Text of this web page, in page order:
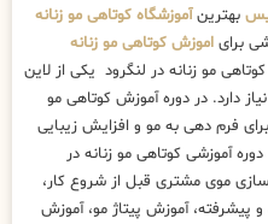
بهترینآموزشگاه کوتاهی مو زنانه
برای اموزش کوتاهی مو زنانه
مو زنانه در لنگرود یکی از لاین
دارد. در دوره آموزش کوتاهی مو
فرم دهی به مو و افزایش زیبایی
آموزشی کوتاهی مو زنانه در
موی مشتری قبل از شروع کار،
پیشرفته، آموزش پیتاژ مو، آموزش